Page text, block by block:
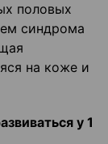
половых
синдрома
на коже и
у 1